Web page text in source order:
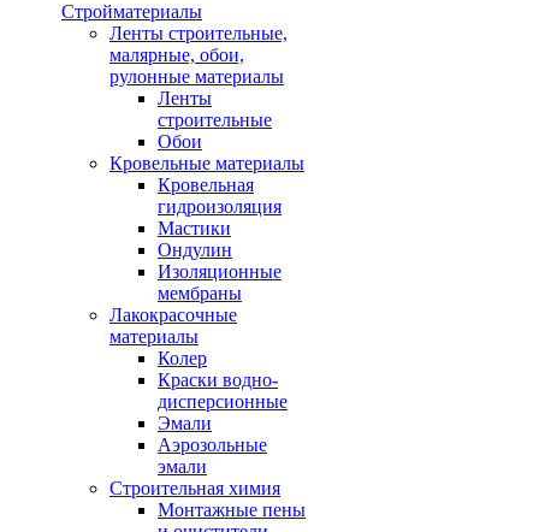
Стройматериалы
Ленты строительные,
малярные, обои,
рулонные материалы
Ленты
строительные
Обои
Кровельные материалы
Кровельная
гидроизоляция
Мастики
Ондулин
Изоляционные
мембраны
Лакокрасочные
материалы
Колер
Краски водно-
дисперсионные
Эмали
Аэрозольные
эмали
Строительная химия
Монтажные пены